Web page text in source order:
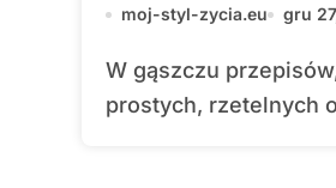
moj-styl-zycia.eu gru
W gąszczu przepisów, terminów i urzędowych obowiązków coraz więcej osób szuka
prostych, rzetelnych